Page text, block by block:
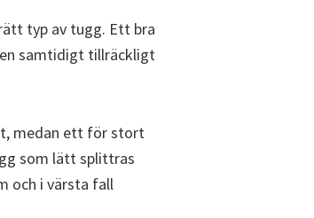
typ av tugg. Ett bra
samtidigt tillräckligt
medan ett för stort
som lätt splittras
och i värsta fall